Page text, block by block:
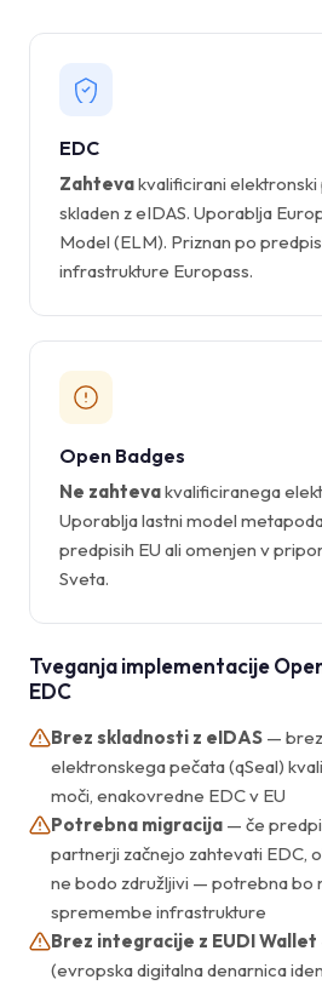
EDC
Zahtevakvalificirani elektronski
skladen z eIDAS. Uporablja
Model (ELM). Priznan po
infrastrukture Europass.
Open Badges
Ne zahtevakvalificiranega
Uporablja lastni model
predpisih EU ali omenjen v
Sveta.
Tveganja implementacije
EDC
Brez skladnosti z eIDAS —
elektronskega pečata (qSeal)
moči, enakovredne EDC v EU
Potrebna migracija — če
partnerji začnejo zahtevati EDC,
ne bodo združljivi — potrebna bo
spremembe infrastrukture
Brez integracije z EUDI Wallet
(evropska digitalna denarnica